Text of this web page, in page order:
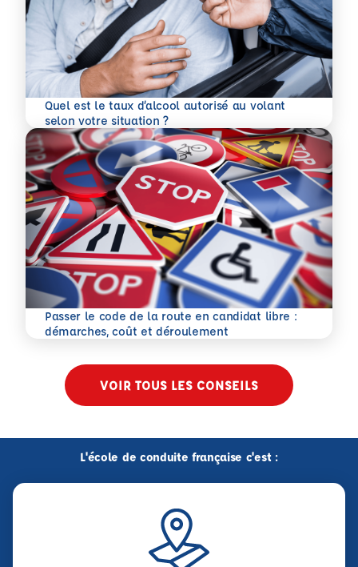
Quel est le taux d’alcool autorisé au volant
selon votre situation ?
En savoir plus
Passer le code de la route en candidat libre :
démarches, coût et déroulement
En savoir plus
VOIR TOUS LES CONSEILS
L'école de conduite française c'est :